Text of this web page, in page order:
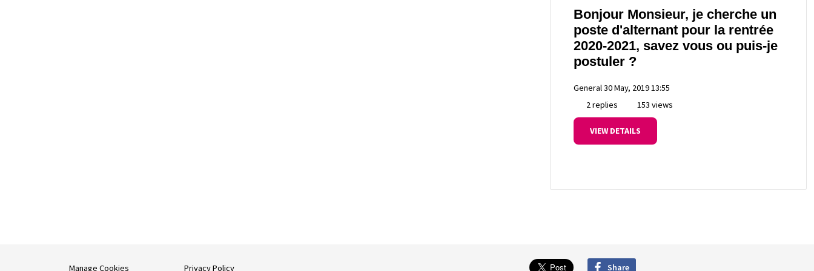
Bonjour Monsieur, je cherche un
poste d'alternant pour la rentrée
2020-2021, savez vous ou puis-je
postuler ?
General30 May, 2019 13:55
2 replies
153 views
VIEW DETAILS
Manage Cookies Privacy Policy Share